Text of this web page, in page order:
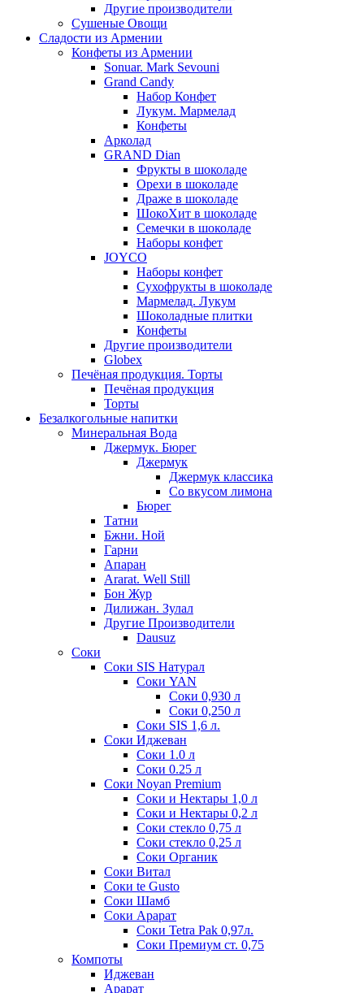
Другие производители
Сушеные Овощи
Сладости из Армении
Конфеты из Армении
Sonuar. Mark Sevouni
Grand Candy
Набор Конфет
Лукум. Мармелад
Конфеты
Арколад
GRAND Dian
Фрукты в шоколаде
Орехи в шоколаде
Драже в шоколаде
ШокоХит в шоколаде
Семечки в шоколаде
Наборы конфет
JOYCO
Наборы конфет
Сухофрукты в шоколаде
Мармелад. Лукум
Шоколадные плитки
Конфеты
Другие производители
Globex
Печёная продукция. Торты
Печёная продукция
Торты
Безалкогольные напитки
Минеральная Вода
Джермук. Бюрег
Джермук
Джермук классика
Со вкусом лимона
Бюрег
Татни
Бжни. Ной
Гарни
Апаран
Ararat. Well Still
Бон Жур
Дилижан. Зулал
Другие Производители
Dausuz
Соки
Соки SIS Натурал
Соки YAN
Соки 0,930 л
Соки 0,250 л
Соки SIS 1,6 л.
Соки Иджеван
Соки 1.0 л
Соки 0.25 л
Соки Noyan Premium
Соки и Нектары 1,0 л
Соки и Нектары 0,2 л
Соки стекло 0,75 л
Соки стекло 0,25 л
Соки Органик
Соки Витал
Соки te Gusto
Соки Шамб
Соки Арарат
Соки Tetra Pak 0,97л.
Соки Премиум ст. 0,75
Компоты
Иджеван
Арарат